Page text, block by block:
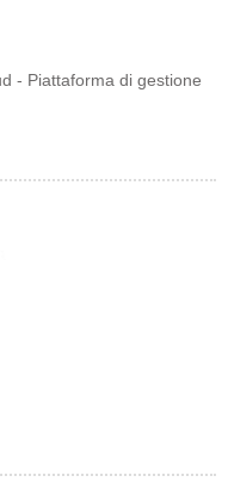
- Piattaforma di gestione